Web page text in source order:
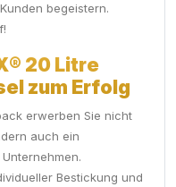
begeistern.
20 Litre
zum Erfolg
erwerben Sie nicht
auch ein
Bestickung und